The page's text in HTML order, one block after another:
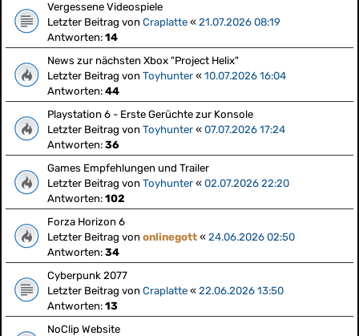
Vergessene Videospiele
Letzter Beitrag von Craplatte « 21.07.2026 08:19
Antworten: 14
News zur nächsten Xbox "Project Helix"
Letzter Beitrag von Toyhunter « 10.07.2026 16:04
Antworten: 44
Playstation 6 - Erste Gerüchte zur Konsole
Letzter Beitrag von Toyhunter « 07.07.2026 17:24
Antworten: 36
Games Empfehlungen und Trailer
Letzter Beitrag von Toyhunter « 02.07.2026 22:20
Antworten: 102
Forza Horizon 6
Letzter Beitrag von onlinegott « 24.06.2026 02:50
Antworten: 34
Cyberpunk 2077
Letzter Beitrag von Craplatte « 22.06.2026 13:50
Antworten: 13
NoClip Website